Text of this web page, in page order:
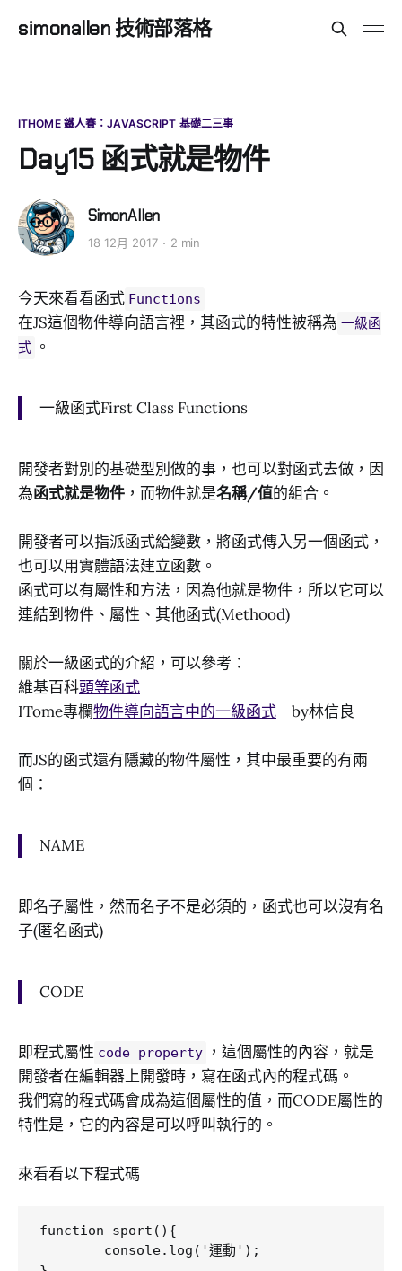
simonallen 技術部落格
ITHOME 鐵人賽：JAVASCRIPT 基礎二三事
Day15 函式就是物件
SimonAllen
18 12月 2017 2 min
今天來看看函式 Functions
在JS這個物件導向語言裡，其函式的特性被稱為 一級函
式 。
一級函式First Class Functions
開發者對別的基礎型別做的事，也可以對函式去做，因
為函式就是物件 ，而物件就是名稱/值的組合。
開發者可以指派函式給變數，將函式傳入另一個函式，
也可以用實體語法建立函數。
函式可以有屬性和方法，因為他就是物件，所以它可以
連結到物件、屬性、其他函式(Methood)
關於一級函式的介紹，可以參考：
維基百科頭等函式
ITome專欄物件導向語言中的一級函式 by林信良
而JS的函式還有隱藏的物件屬性，其中最重要的有兩
個：
NAME
即名子屬性，然而名子不是必須的，函式也可以沒有名
子(匿名函式)
CODE
即程式屬性 code property ，這個屬性的內容，就是
開發者在編輯器上開發時，寫在函式內的程式碼。
我們寫的程式碼會成為這個屬性的值，而CODE屬性的
特性是，它的內容是可以呼叫執行的。
來看看以下程式碼
function sport(){